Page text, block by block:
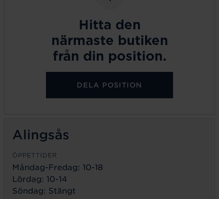
Hitta den
närmaste butiken
från din position.
DELA POSITION
Alingsås
ÖPPETTIDER
Måndag-Fredag: 10-18
Lördag: 10-14
Söndag: Stängt